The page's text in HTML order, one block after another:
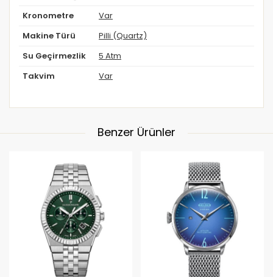
Kronometre Var
Makine Türü Pilli (Quartz)
Su Geçirmezlik 5 Atm
Takvim Var
Benzer Ürünler